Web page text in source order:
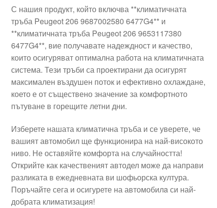
Плащанията
Политика за поверителност
Правила и условия
Процедура за рекламации
Транспорт
С нашия продукт, който включва **климатичната
тръба Peugeot 206 9687002580 6477G4** и
**климатичната тръба Peugeot 206 9653117380
6477G4**, вие получавате надеждност и качество,
които осигуряват оптимална работа на климатичната
система. Тези тръби са проектирани да осигурят
максимален въздушен поток и ефективно охлаждане,
което е от съществено значение за комфортното
пътуване в горещите летни дни.
Изберете нашата климатична тръба и се уверете, че
вашият автомобил ще функционира на най-високото
ниво. Не оставяйте комфорта на случайността!
Открийте как качественият автодел може да направи
разликата в ежедневната ви шофьорска култура.
Поръчайте сега и осигурете на автомобилa си най-
добрата климатизация!